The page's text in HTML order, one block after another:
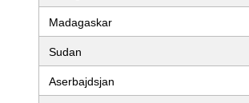
Madagaskar
Sudan
Aserbajdsjan